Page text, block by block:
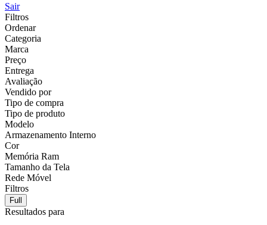
Sair
Filtros
Ordenar
Categoria
Marca
Preço
Entrega
Avaliação
Vendido por
Tipo de compra
Tipo de produto
Modelo
Armazenamento Interno
Cor
Memória Ram
Tamanho da Tela
Rede Móvel
Filtros
Full
Resultados para